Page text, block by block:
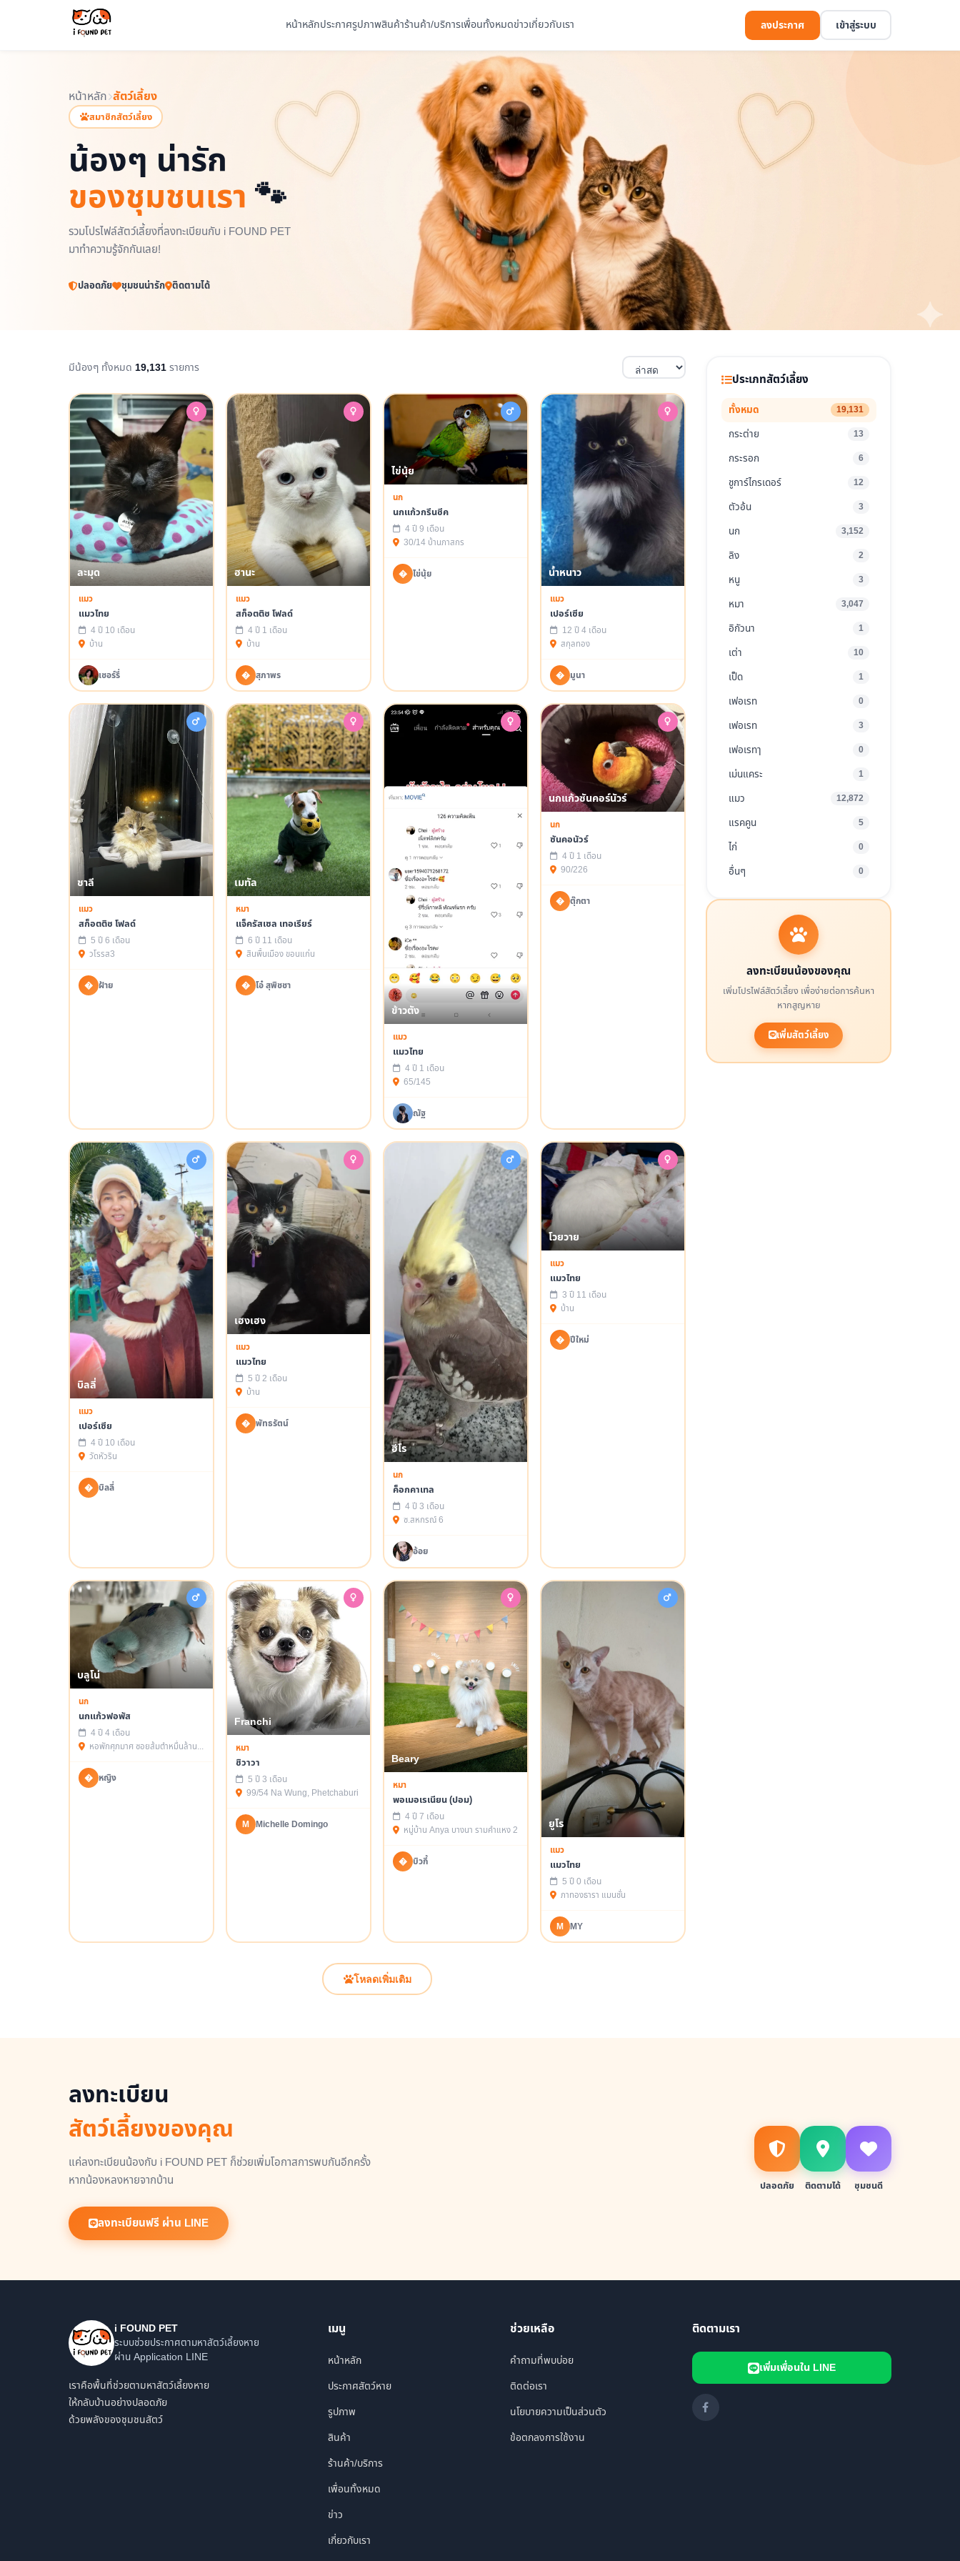
หน้าหลักประกาศรูปภาพสินค้าร้านค้า/บริการเพื่อนทั้งหมดข่าวเกี่ยวกับเรา ลงประกาศ เข้าสู่ระบบ
หน้าหลัก สัตว์เลี้ยง
สมาชิกสัตว์เลี้ยง
น้องๆ น่ารัก
ของชุมชนเรา 🐾
รวมโปรไฟล์สัตว์เลี้ยงที่ลงทะเบียนกับ i FOUND PET
มาทำความรู้จักกันเลย!
ปลอดภัย ชุมชนน่ารัก ติดตามได้
มีน้องๆ ทั้งหมด 19,131รายการ
ละมุด
แมว
แมวไทย
4 ปี 10 เดือน
บ้าน
เชอร์รี่​
ฮานะ
แมว
สก็อตติช โฟลด์
4 ปี 1 เดือน
บ้าน
� สุภาพร
ไข่นุ้ย
นก
นกแก้วกรีนชีค
4 ปี 9 เดือน
30/14 บ้านภาสกร
� ไข่นุ้ย น้ำหนาว
แมว
เปอร์เซีย
12 ปี 4 เดือน
สกุลทอง
� มูนา
ชาลี
แมว
สก็อตติช โฟลด์
5 ปี 6 เดือน
วโรรส3
� ฝ้าย
เมทัล
หมา
แจ็ครัสเซล เทอเรียร์
6 ปี 11 เดือน
สินพื้นเมือง ขอนแก่น
� โอ๋ สุพิชชา
ข้าวตัง
แมว
แมวไทย
4 ปี 1 เดือน
65/145
ณัฐ
นกแก้วซันคอร์นัวร์
นก
ซันคอนัวร์
4 ปี 1 เดือน
90/226
� ตุ๊กตา
บิลลี่
แมว
เปอร์เซีย
4 ปี 10 เดือน
วัดหัวริน
� บิลลี่
เฮงเฮง
แมว
แมวไทย
5 ปี 2 เดือน
บ้าน
� พัทธรัตน์
ฮีโร
นก
ค็อกคาเทล
4 ปี 3 เดือน
ซ.สหกรณ์ 6
อ้อย
โวยวาย
แมว
แมวไทย
3 ปี 11 เดือน
บ้าน
� ปีใหม่
บลูโน่
นก
นกแก้วฟอพัส
4 ปี 4 เดือน
หอพักศุภมาศ ซอยส้มตำหมื่นล้าน ซอย2
� หญิง
Franchi
หมา
ชิวาวา
5 ปี 3 เดือน
99/54 Na Wung, Phetchaburi
M Michelle Domingo
Beary
หมา
พอเมอเรเนียน (ปอม)
4 ปี 7 เดือน
หมู่บ้าน Anya บางนา รามคำแหง 2
� บิวกี้
ยูโร
แมว
แมวไทย
5 ปี 0 เดือน
ภาทองธารา แมนชั่น
M MY
โหลดเพิ่มเติม
ประเภทสัตว์เลี้ยง
ทั้งหมด 19,131
กระต่าย 13
กระรอก 6
ชูการ์ไกรเดอร์ 12
ตัวอ้น 3
นก 3,152
ลิง 2
หนู 3
หมา 3,047
อิกัวนา 1
เต่า 10
เป็ด 1
เฟอเรท 0
เฟอเรท 3
เฟอเรทๅ 0
เม่นแคระ 1
แมว 12,872
แรคคูน 5
ไก่ 0
อื่นๆ 0
ลงทะเบียนน้องของคุณ
เพิ่มโปรไฟล์สัตว์เลี้ยง เพื่อง่ายต่อการค้นหา
หากสูญหาย
เพิ่มสัตว์เลี้ยง
ลงทะเบียน
สัตว์เลี้ยงของคุณ
แค่ลงทะเบียนน้องกับ i FOUND PET ก็ช่วยเพิ่มโอกาสการพบกันอีกครั้ง
หากน้องหลงหายจากบ้าน
ลงทะเบียนฟรี ผ่าน LINE
ปลอดภัย ติดตามได้ ชุมชนดี
i FOUND PET
ระบบช่วยประกาศตามหาสัตว์เลี้ยงหาย
ผ่าน Application LINE
เราคือพื้นที่ช่วยตามหาสัตว์เลี้ยงหาย
ให้กลับบ้านอย่างปลอดภัย
ด้วยพลังของชุมชนสัตว์
เมนู
หน้าหลัก
ประกาศสัตว์หาย
รูปภาพ
สินค้า
ร้านค้า/บริการ
เพื่อนทั้งหมด
ข่าว
เกี่ยวกับเรา
ช่วยเหลือ
คำถามที่พบบ่อย
ติดต่อเรา
นโยบายความเป็นส่วนตัว
ข้อตกลงการใช้งาน
ติดตามเรา
เพิ่มเพื่อนใน LINE